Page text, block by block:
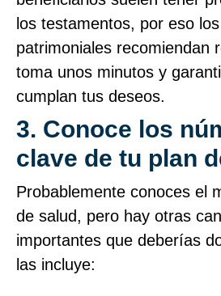
los testamentos, por eso
patrimoniales recomiendan
toma unos minutos y
cumplan tus deseos.
3. Conoce los
clave de tu plan
Probablemente conoces el
de salud, pero hay otras
importantes que deberías
las incluye: